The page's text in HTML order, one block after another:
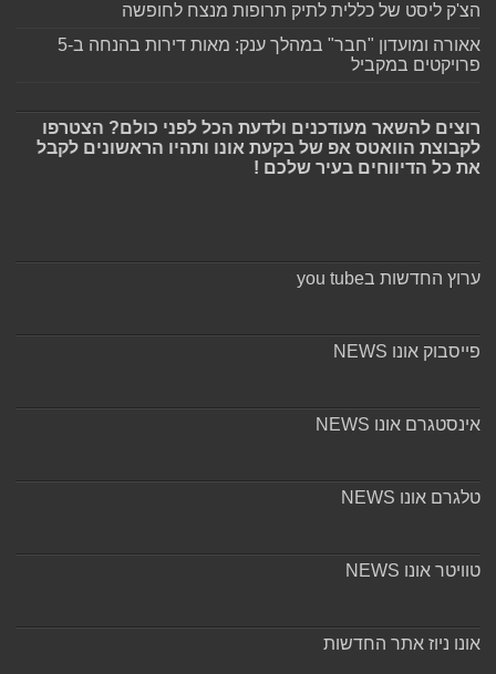
הצ'ק ליסט של כללית לתיק תרופות מנצח לחופשה
אאורה ומועדון "חבר" במהלך ענק: מאות דירות בהנחה ב-5
פרויקטים במקביל
רוצים להשאר מעודכנים ולדעת הכל לפני כולם? הצטרפו
לקבוצת הוואטס אפ של בקעת אונו ותהיו הראשונים לקבל
את כל הדיווחים בעיר שלכם !
ערוץ החדשות בyou tube
פייסבוק אונו NEWS
אינסטגרם אונו NEWS
טלגרם אונו NEWS
טוויטר אונו NEWS
אונו ניוז אתר החדשות